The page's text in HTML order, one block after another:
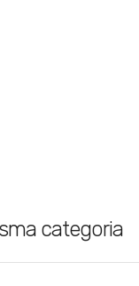
categoria